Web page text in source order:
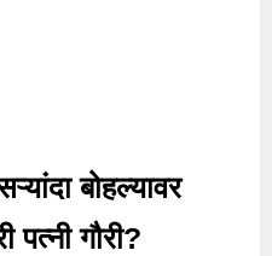
बोहल्यावर
गौरी?